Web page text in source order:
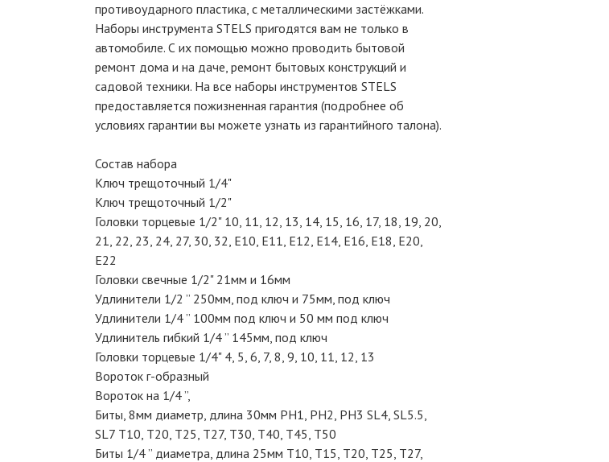
противоударного пластика, с металлическими застёжками.
Наборы инструмента STELS пригодятся вам не только в
автомобиле. С их помощью можно проводить бытовой
ремонт дома и на даче, ремонт бытовых конструкций и
садовой техники. На все наборы инструментов STELS
предоставляется пожизненная гарантия (подробнее об
условиях гарантии вы можете узнать из гарантийного талона).
Состав набора
Ключ трещоточный 1/4"
Ключ трещоточный 1/2"
Головки торцевые 1/2" 10, 11, 12, 13, 14, 15, 16, 17, 18, 19, 20,
21, 22, 23, 24, 27, 30, 32, Е10, Е11, Е12, Е14, Е16, Е18, Е20,
Е22
Головки свечные 1/2" 21мм и 16мм
Удлинители 1/2 ” 250мм, под ключ и 75мм, под ключ
Удлинители 1/4 ” 100мм под ключ и 50 мм под ключ
Удлинитель гибкий 1/4 ” 145мм, под ключ
Головки торцевые 1/4" 4, 5, 6, 7, 8, 9, 10, 11, 12, 13
Вороток г-образный
Вороток на 1/4 ”,
Биты, 8мм диаметр, длина 30мм PH1, PH2, PH3 SL4, SL5.5,
SL7 T10, T20, T25, T27, T30, T40, T45, T50
Биты 1/4 ” диаметра, длина 25мм Т10, Т15, Т20, Т25, Т27,